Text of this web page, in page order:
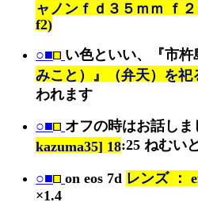
ャノンｆｄ３５ｍｍ ｆ
f2)
○■ い色といい、『市杵
みこと）』（弁天）を祀
われます
○■ オフの時はお話しま
kazuma35] 18:25 ねむい
○■ on eos 7d レンズ ：
×1.4